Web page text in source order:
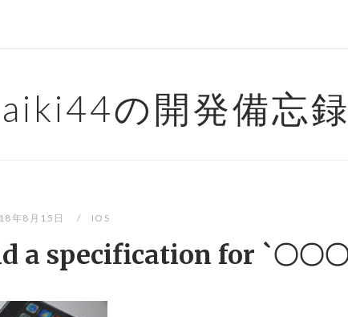
の開発備忘録
年8月15日 IOS
a specification for `〇〇